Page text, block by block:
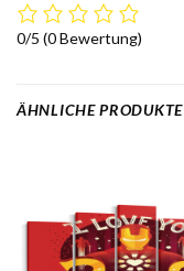
0/5 (0 Bewertung)
ÄHNLICHE PRODUKTE